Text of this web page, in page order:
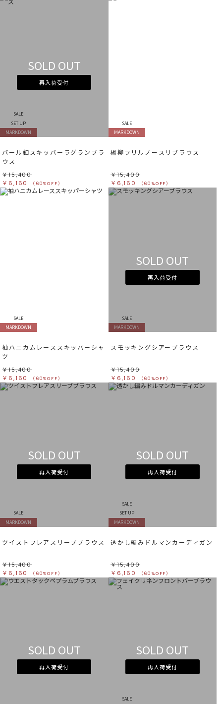
SOLD OUT
再入荷受付
SALE
SET UP
MARKDOWN
パール釦スキッパーラグランブラ
ウス
￥15,400
￥6,160
（60%OFF）
SALE
MARKDOWN
楊柳フリルノースリブラウス
￥15,400
￥6,160
（60%OFF）
SALE
MARKDOWN
袖ハニカムレーススキッパーシャ
ツ
￥15,400
￥6,160
（60%OFF）
SOLD OUT
再入荷受付
SALE
MARKDOWN
スモッキングシアーブラウス
￥15,400
￥6,160
（60%OFF）
SOLD OUT
再入荷受付
SALE
MARKDOWN
ツイストフレアスリーブブラウス
￥15,400
￥6,160
（60%OFF）
SOLD OUT
再入荷受付
SALE
SET UP
MARKDOWN
透かし編みドルマンカーディガン
￥15,400
￥6,160
（60%OFF）
SOLD OUT
再入荷受付
SOLD OUT
再入荷受付
SALE